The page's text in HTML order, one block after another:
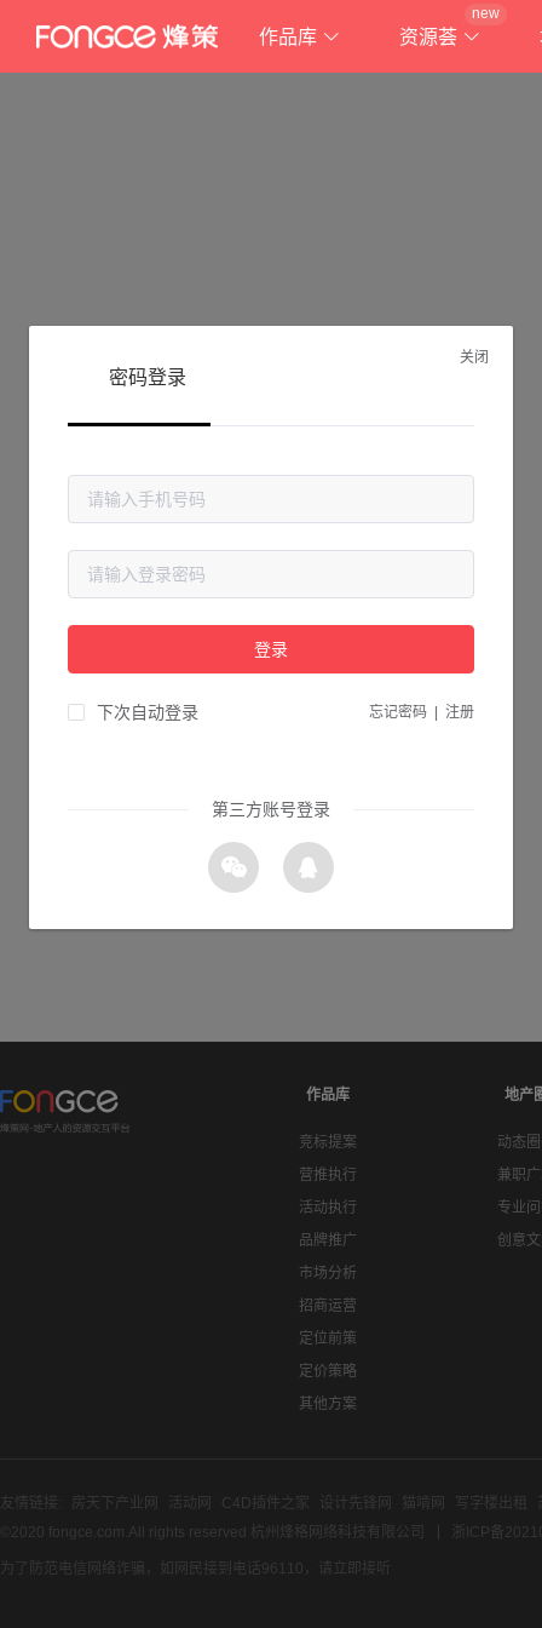
作品库 资源荟
new
抱歉!
请检查您输入的网址是否正确，或点击下面的按钮返回首页。
作品库
竞标提案
营推执行
活动执行
品牌推广
市场分析
招商运营
定位前策
定价策略
其他方案
地产
动态
兼职
专业
创意
友情链接: 房天下产业网 活动网 C4D插件之家 设计先锋网 猫啃网 写字楼出租
©2020 fongce.com.All rights reserved 杭州烽格网络科技有限公司
浙ICP备
为了防范电信网络诈骗，如网民接到电话96110，请立即接听
关闭
密码登录
登录
下次自动登录 忘记密码 注册
第三方账号登录